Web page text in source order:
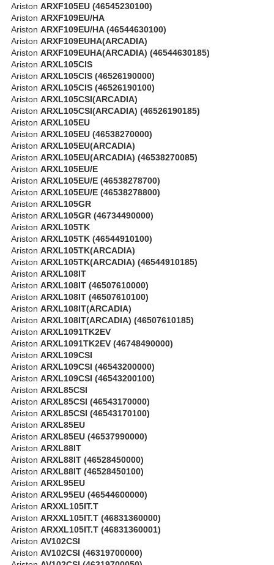
Ariston ARXF105EU (46545230100)
Ariston ARXF109EU/HA
Ariston ARXF109EU/HA (46544630100)
Ariston ARXF109EUHA(ARCADIA)
Ariston ARXF109EUHA(ARCADIA) (46544630185)
Ariston ARXL105CIS
Ariston ARXL105CIS (46526190000)
Ariston ARXL105CIS (46526190100)
Ariston ARXL105CSI(ARCADIA)
Ariston ARXL105CSI(ARCADIA) (46526190185)
Ariston ARXL105EU
Ariston ARXL105EU (46538270000)
Ariston ARXL105EU(ARCADIA)
Ariston ARXL105EU(ARCADIA) (46538270085)
Ariston ARXL105EU/E
Ariston ARXL105EU/E (46538278700)
Ariston ARXL105EU/E (46538278800)
Ariston ARXL105GR
Ariston ARXL105GR (46734490000)
Ariston ARXL105TK
Ariston ARXL105TK (46544910100)
Ariston ARXL105TK(ARCADIA)
Ariston ARXL105TK(ARCADIA) (46544910185)
Ariston ARXL108IT
Ariston ARXL108IT (46507610000)
Ariston ARXL108IT (46507610100)
Ariston ARXL108IT(ARCADIA)
Ariston ARXL108IT(ARCADIA) (46507610185)
Ariston ARXL1091TK2EV
Ariston ARXL1091TK2EV (46748490000)
Ariston ARXL109CSI
Ariston ARXL109CSI (46543200000)
Ariston ARXL109CSI (46543200100)
Ariston ARXL85CSI
Ariston ARXL85CSI (46543170000)
Ariston ARXL85CSI (46543170100)
Ariston ARXL85EU
Ariston ARXL85EU (46537990000)
Ariston ARXL88IT
Ariston ARXL88IT (46528450000)
Ariston ARXL88IT (46528450100)
Ariston ARXL95EU
Ariston ARXL95EU (46544600000)
Ariston ARXXL105IT.T
Ariston ARXXL105IT.T (46831360000)
Ariston ARXXL105IT.T (46831360001)
Ariston AV102CSI
Ariston AV102CSI (46319700000)